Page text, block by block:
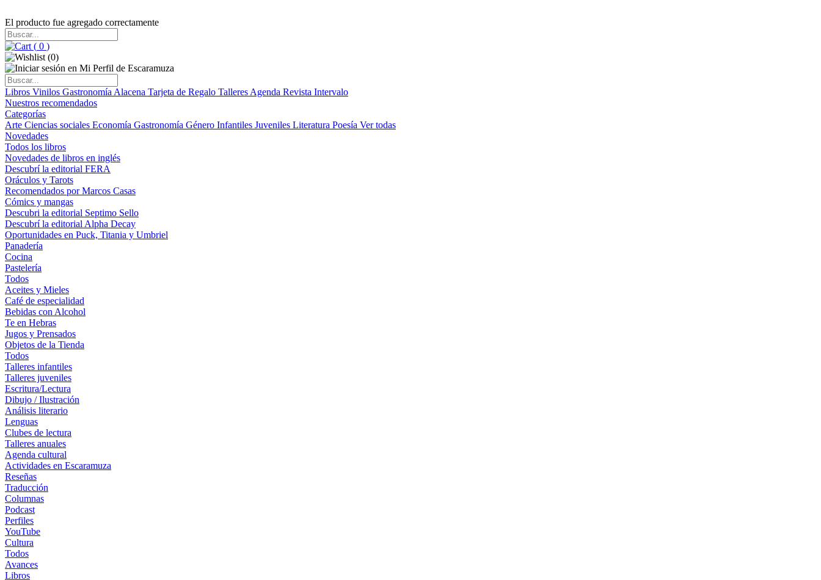
El producto fue agregado correctamente
( 0 )
(0)
Libros Vinilos Gastronomía Alacena Tarjeta de Regalo Talleres Agenda Revista Intervalo
Nuestros recomendados
Categorías
Arte Ciencias sociales Economía Gastronomía Género Infantiles Juveniles Literatura Poesía Ver todas
Novedades
Todos los libros
Novedades de libros en inglés
Descubrí la editorial FERA
Oráculos y Tarots
Recomendados por Marcos Casas
Cómics y mangas
Descubri la editorial Septimo Sello
Descubrí la editorial Alpha Decay
Oportunidades en Puck, Titania y Umbriel
Panadería
Cocina
Pastelería
Todos
Aceites y Mieles
Café de especialidad
Bebidas con Alcohol
Te en Hebras
Jugos y Prensados
Objetos de la Tienda
Todos
Talleres infantiles
Talleres juveniles
Escritura/Lectura
Dibujo / Ilustración
Análisis literario
Lenguas
Clubes de lectura
Talleres anuales
Agenda cultural
Actividades en Escaramuza
Reseñas
Traducción
Columnas
Podcast
Perfiles
YouTube
Cultura
Todos
Avances
Libros